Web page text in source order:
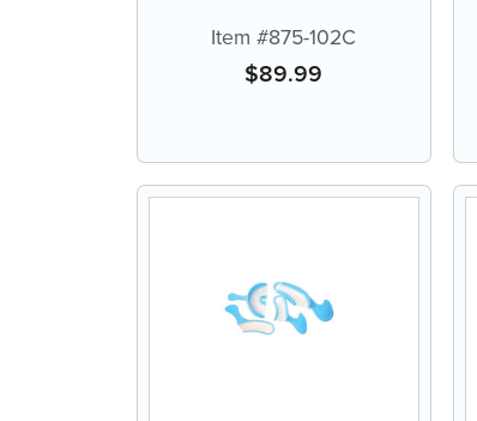
Item #875-102C
$89.99